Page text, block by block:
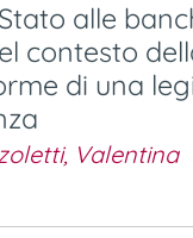
alle
contesto
di una
Valentina